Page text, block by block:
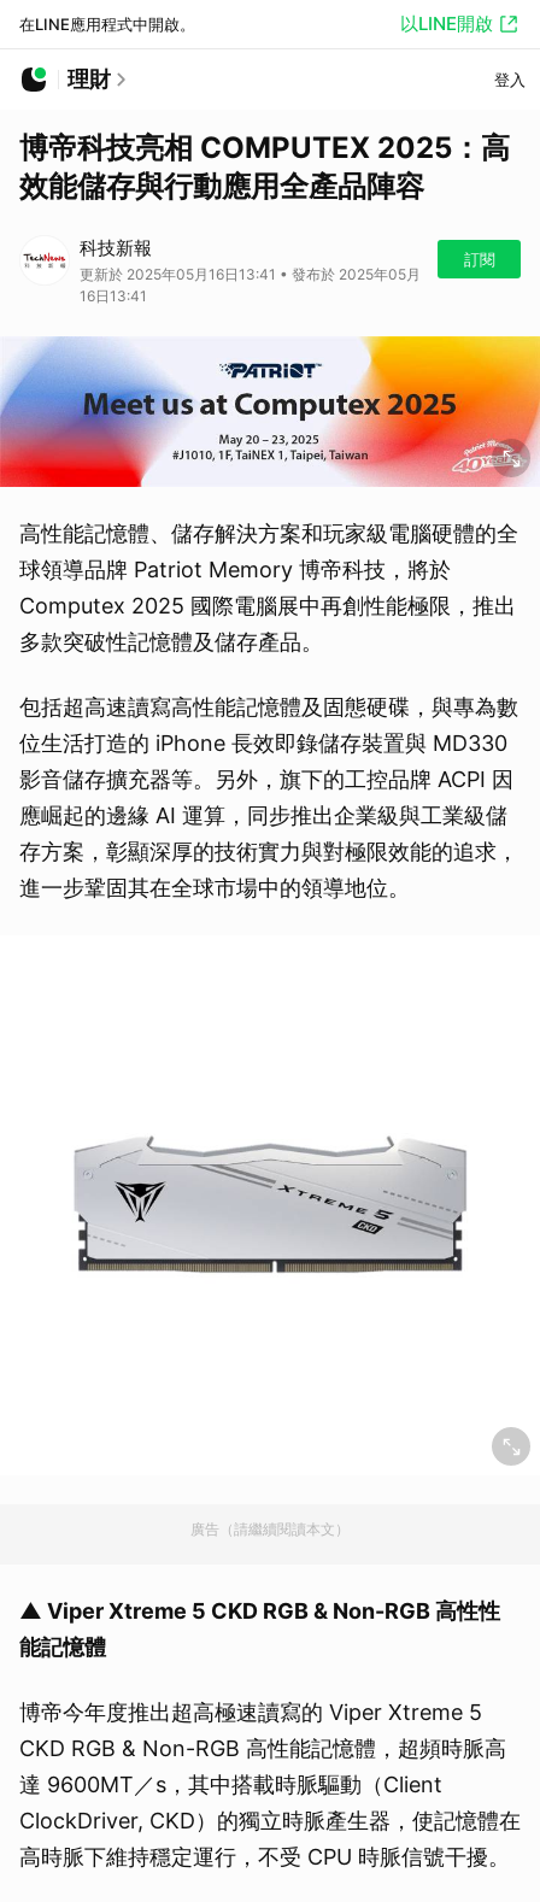
在LINE應用程式中開啟。 以LINE開啟
理財 登入
博帝科技亮相 COMPUTEX 2025：高
效能儲存與行動應用全產品陣容
科技新報
更新於 2025年05月16日13:41 • 發布於 2025年05月
16日13:41
訂閱
高性能記憶體、儲存解決方案和玩家級電腦硬體的全
球領導品牌 Patriot Memory 博帝科技，將於
Computex 2025 國際電腦展中再創性能極限，推出
多款突破性記憶體及儲存產品。
包括超高速讀寫高性能記憶體及固態硬碟，與專為數
位生活打造的 iPhone 長效即錄儲存裝置與 MD330
影音儲存擴充器等。另外，旗下的工控品牌 ACPI 因
應崛起的邊緣 AI 運算，同步推出企業級與工業級儲
存方案，彰顯深厚的技術實力與對極限效能的追求，
進一步鞏固其在全球市場中的領導地位。
廣告（請繼續閱讀本文）
▲ Viper Xtreme 5 CKD RGB & Non-RGB 高性性
能記憶體
博帝今年度推出超高極速讀寫的 Viper Xtreme 5
CKD RGB & Non-RGB 高性能記憶體，超頻時脈高
達 9600MT／s，其中搭載時脈驅動（Client
ClockDriver, CKD）的獨立時脈產生器，使記憶體在
高時脈下維持穩定運行，不受 CPU 時脈信號干擾。